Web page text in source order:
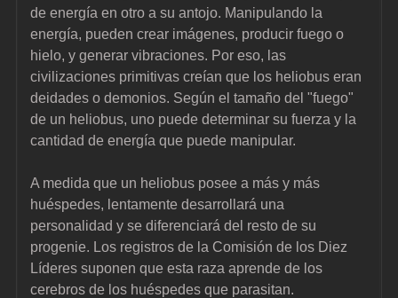
de energía en otro a su antojo. Manipulando la
energía, pueden crear imágenes, producir fuego o
hielo, y generar vibraciones. Por eso, las
civilizaciones primitivas creían que los heliobus eran
deidades o demonios. Según el tamaño del "fuego"
de un heliobus, uno puede determinar su fuerza y la
cantidad de energía que puede manipular.
A medida que un heliobus posee a más y más
huéspedes, lentamente desarrollará una
personalidad y se diferenciará del resto de su
progenie. Los registros de la Comisión de los Diez
Líderes suponen que esta raza aprende de los
cerebros de los huéspedes que parasitan.